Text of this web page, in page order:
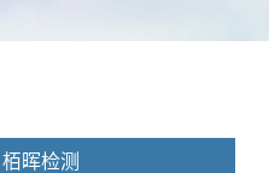
栢晖检测